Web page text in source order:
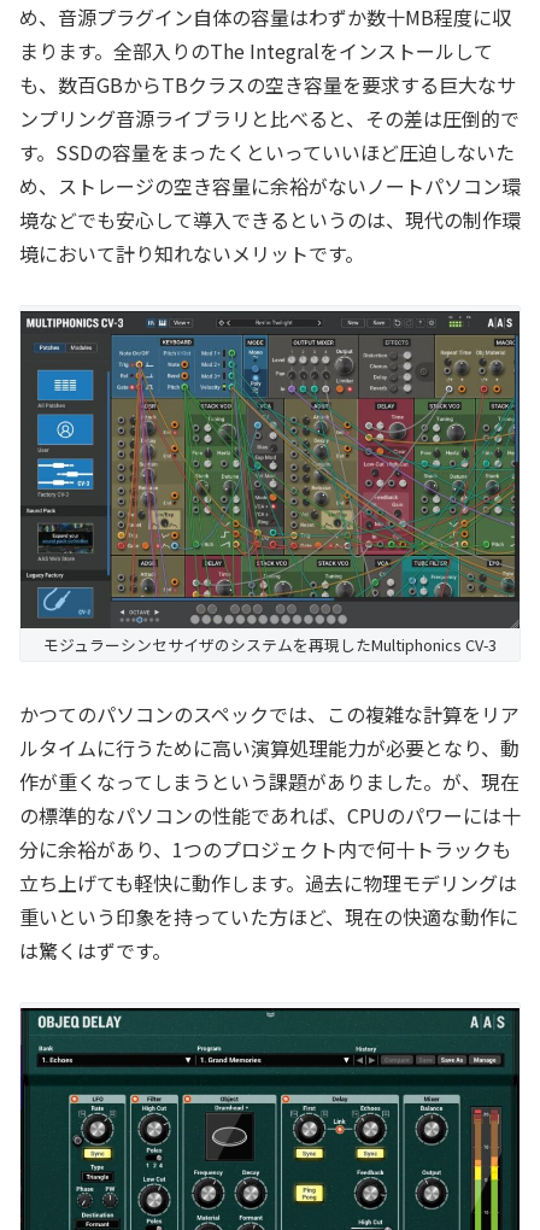
め、音源プラグイン自体の容量はわずか数十MB程度に収
まります。全部入りのThe Integralをインストールして
も、数百GBからTBクラスの空き容量を要求する巨大なサ
ンプリング音源ライブラリと比べると、その差は圧倒的で
す。SSDの容量をまったくといっていいほど圧迫しないた
め、ストレージの空き容量に余裕がないノートパソコン環
境などでも安心して導入できるというのは、現代の制作環
境において計り知れないメリットです。
モジュラーシンセサイザのシステムを再現したMultiphonics CV-3
かつてのパソコンのスペックでは、この複雑な計算をリア
ルタイムに行うために高い演算処理能力が必要となり、動
作が重くなってしまうという課題がありました。が、現在
の標準的なパソコンの性能であれば、CPUのパワーには十
分に余裕があり、1つのプロジェクト内で何十トラックも
立ち上げても軽快に動作します。過去に物理モデリングは
重いという印象を持っていた方ほど、現在の快適な動作に
は驚くはずです。